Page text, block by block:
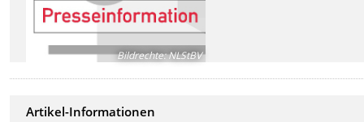
Bildrechte:NLStBV
Artikel-Informationen